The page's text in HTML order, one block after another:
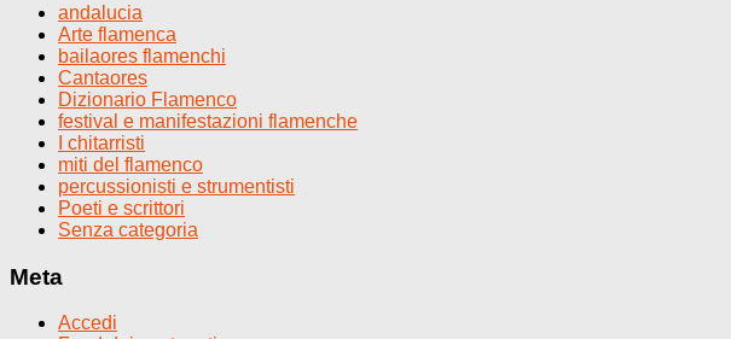
andalucia
Arte flamenca
bailaores flamenchi
Cantaores
Dizionario Flamenco
festival e manifestazioni flamenche
I chitarristi
miti del flamenco
percussionisti e strumentisti
Poeti e scrittori
Senza categoria
Meta
Accedi